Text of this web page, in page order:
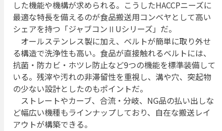
した機能や機構が求められる。こうしたHACCPニーズに
最適な特長を備えるのが食品搬送用コンベヤとして高い
シェアを持つ「ジャブコンⅡUシリーズ」だ。
オールステンレス製に加え、ベルトが簡単に取り外せ
る構造で洗浄性も高い。食品が直接触れるベルトには、
抗菌・防カビ・ホツレ防止など9つの機能を標準装備して
いる。残滓や汚れの非滞留性を重視し、溝や穴、突起物
の少ない設計としたのもポイントだ。
ストレートやカーブ、合流・分岐、NG品の払い出しな
ど幅広い機種もラインナップしており、自在な搬送レイ
アウトが構築できる。